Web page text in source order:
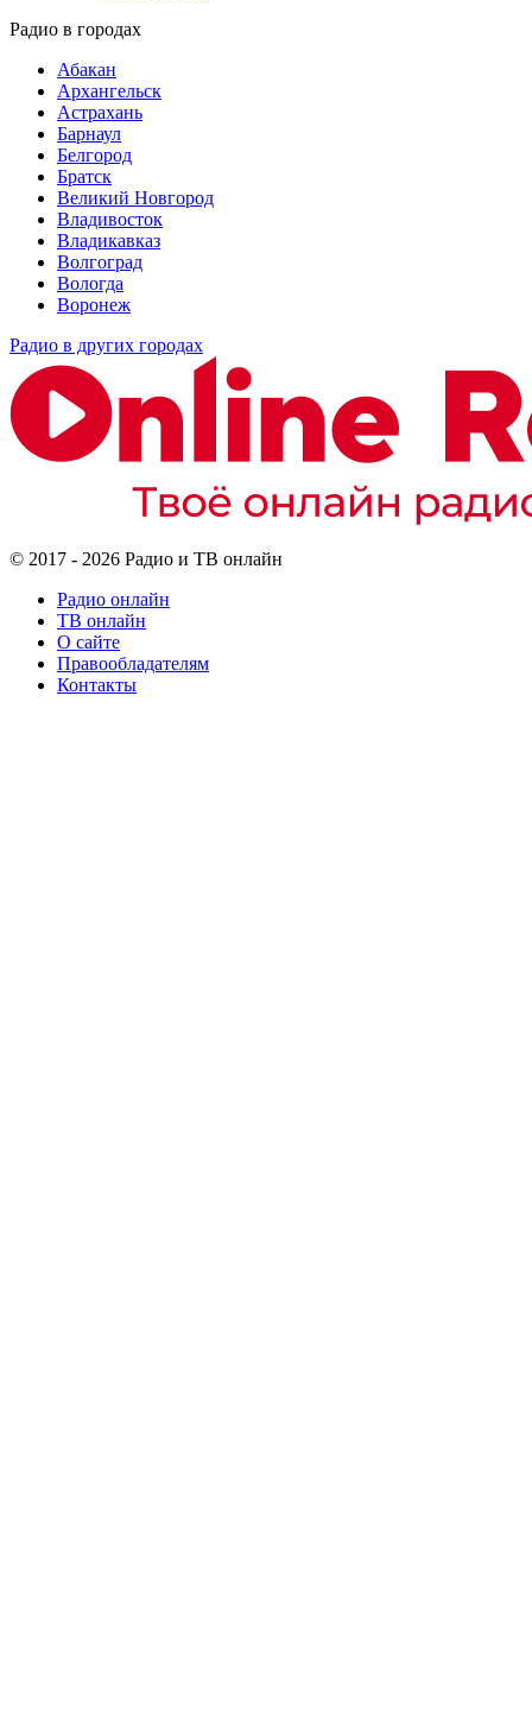
Радио в городах
Абакан
Архангельск
Астрахань
Барнаул
Белгород
Братск
Великий Новгород
Владивосток
Владикавказ
Волгоград
Вологда
Воронеж
Радио в других городах
© 2017 - 2026 Радио и ТВ онлайн
Радио онлайн
ТВ онлайн
О сайте
Правообладателям
Контакты